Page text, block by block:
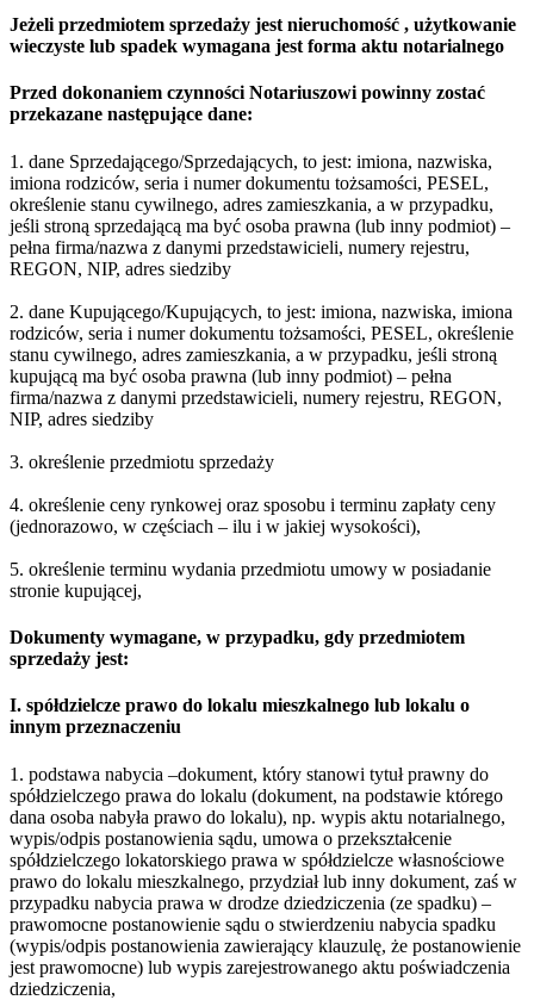
Jeżeli przedmiotem sprzedaży jest nieruchomość , użytkowanie
wieczyste lub spadek wymagana jest forma aktu notarialnego
Przed dokonaniem czynności Notariuszowi powinny zostać
przekazane następujące dane:
1. dane Sprzedającego/Sprzedających, to jest: imiona, nazwiska,
imiona rodziców, seria i numer dokumentu tożsamości, PESEL,
określenie stanu cywilnego, adres zamieszkania, a w przypadku,
jeśli stroną sprzedającą ma być osoba prawna (lub inny podmiot) –
pełna firma/nazwa z danymi przedstawicieli, numery rejestru,
REGON, NIP, adres siedziby
2. dane Kupującego/Kupujących, to jest: imiona, nazwiska, imiona
rodziców, seria i numer dokumentu tożsamości, PESEL, określenie
stanu cywilnego, adres zamieszkania, a w przypadku, jeśli stroną
kupującą ma być osoba prawna (lub inny podmiot) – pełna
firma/nazwa z danymi przedstawicieli, numery rejestru, REGON,
NIP, adres siedziby
3. określenie przedmiotu sprzedaży
4. określenie ceny rynkowej oraz sposobu i terminu zapłaty ceny
(jednorazowo, w częściach – ilu i w jakiej wysokości),
5. określenie terminu wydania przedmiotu umowy w posiadanie
stronie kupującej,
Dokumenty wymagane, w przypadku, gdy przedmiotem
sprzedaży jest:
I. spółdzielcze prawo do lokalu mieszkalnego lub lokalu o
innym przeznaczeniu
1. podstawa nabycia –dokument, który stanowi tytuł prawny do
spółdzielczego prawa do lokalu (dokument, na podstawie którego
dana osoba nabyła prawo do lokalu), np. wypis aktu notarialnego,
wypis/odpis postanowienia sądu, umowa o przekształcenie
spółdzielczego lokatorskiego prawa w spółdzielcze własnościowe
prawo do lokalu mieszkalnego, przydział lub inny dokument, zaś w
przypadku nabycia prawa w drodze dziedziczenia (ze spadku) –
prawomocne postanowienie sądu o stwierdzeniu nabycia spadku
(wypis/odpis postanowienia zawierający klauzulę, że postanowienie
jest prawomocne) lub wypis zarejestrowanego aktu poświadczenia
dziedziczenia,